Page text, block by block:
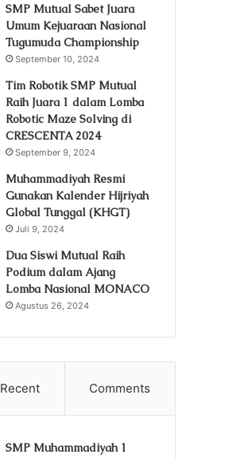
SMP Mutual Sabet Juara
Umum Kejuaraan Nasional
Tugumuda Championship
September 10, 2024
Tim Robotik SMP Mutual
Raih Juara 1 dalam Lomba
Robotic Maze Solving di
CRESCENTA 2024
September 9, 2024
Muhammadiyah Resmi
Gunakan Kalender Hijriyah
Global Tunggal (KHGT)
Juli 9, 2024
Dua Siswi Mutual Raih
Podium dalam Ajang
Lomba Nasional MONACO
Agustus 26, 2024
Recent Comments
SMP Muhammadiyah 1